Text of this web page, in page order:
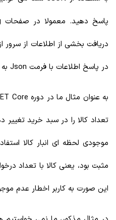
در پاسخ اطلاعات با فرمت Json به مرورگر بازگردادنده می شوند.
موجودی لحظه ای انبار کالا
مثبت بود، یعنی کالا با تعداد
این صورت به کاربر اخطار عدم